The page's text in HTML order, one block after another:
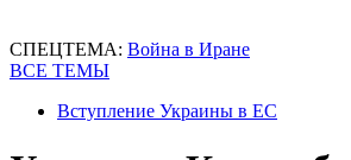
СПЕЦТЕМА: Война в Иране
ВСЕ ТЕМЫ
Вступление Украины в ЕС